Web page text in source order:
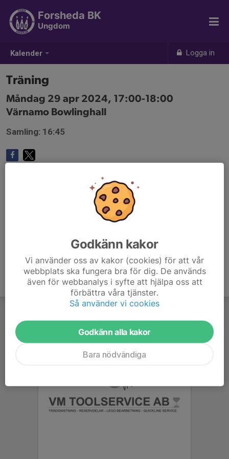
Kalender Logga in
Forsheda BK
Ungdom
Träning
Måndag 29 apr 2024, 17:00-18:00
Värnamo Bowlinghall
Samling: 16:45
Godkänn kakor
Vi använder oss av kakor (cookies) för att vår
webbplats ska fungera bra för dig. De används
även för webbanalys i syfte att hjälpa oss att
förbättra våra tjänster.
Så använder vi cookies
Godkänn alla kakor
Bara nödvändiga